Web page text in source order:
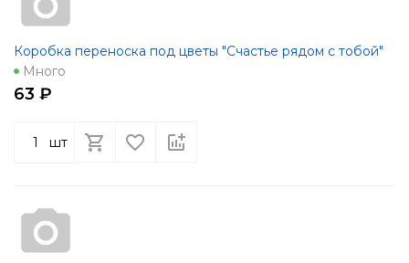
Коробка переноска под цветы "Счастье рядом с тобой"
Много
63 ₽
шт